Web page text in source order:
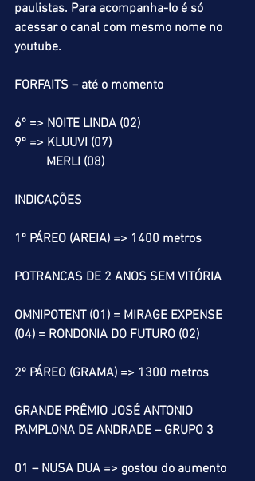
paulistas. Para acompanha-lo é só
acessar o canal com mesmo nome no
youtube.
FORFAITS – até o momento
6º => NOITE LINDA (02)
9º => KLUUVI (07)
          MERLI (08)
INDICAÇÕES
1º PÁREO (AREIA) => 1400 metros
POTRANCAS DE 2 ANOS SEM VITÓRIA
OMNIPOTENT (01) = MIRAGE EXPENSE
(04) = RONDONIA DO FUTURO (02)
2º PÁREO (GRAMA) => 1300 metros
GRANDE PRÊMIO JOSÉ ANTONIO
PAMPLONA DE ANDRADE – GRUPO 3
01 – NUSA DUA => gostou do aumento